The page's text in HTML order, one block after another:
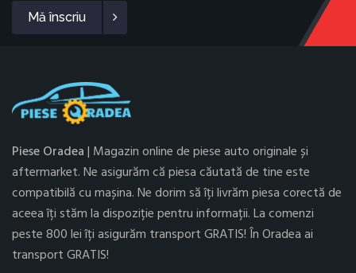
Mă înscriu
Piese Oradea| Magazin online de piese auto originale și
aftermarket. Ne asigurăm că piesa căutată de tine este
compatibilă cu mașina. Ne dorim să îți livrăm piesa corectă de
aceea îți stăm la dispoziție pentru informații. La comenzi
peste 800 lei îți asigurăm transport GRATIS! În Oradea ai
transport GRATIS!